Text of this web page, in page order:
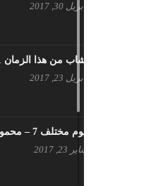
أبريل 30, 2017
شاب من هذا الزمان 1-2
أبريل 23, 2017
يوم مختلف 7 – محمود عيسى
يناير 23, 2017